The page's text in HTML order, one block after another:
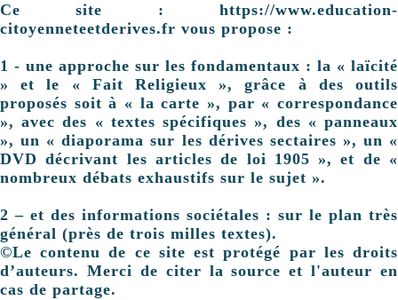
Ce site : https://www.education-
citoyenneteetderives.fr vous propose :
1 - une approche sur les fondamentaux : la « laïcité
» et le « Fait Religieux », grâce à des outils
proposés soit à « la carte », par « correspondance
», avec des « textes spécifiques », des « panneaux
», un « diaporama sur les dérives sectaires », un «
DVD décrivant les articles de loi 1905 », et de «
nombreux débats exhaustifs sur le sujet ».
2 – et des informations sociétales : sur le plan très
général (près de trois milles textes).
©Le contenu de ce site est protégé par les droits
d’auteurs. Merci de citer la source et l'auteur en
cas de partage.